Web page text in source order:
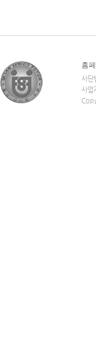
홈
사단
사업